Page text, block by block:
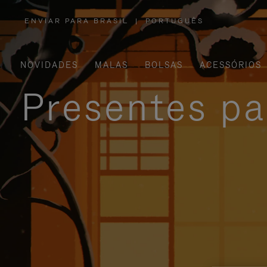
ENVIAR PARA BRASIL
,
POR
FAVOR,
SELECIONE
SUA
LOCALIZAÇÃO
| PORTUGUÊS
NOVIDADES MALAS BOLSAS ACESSÓRIOS
Presentes